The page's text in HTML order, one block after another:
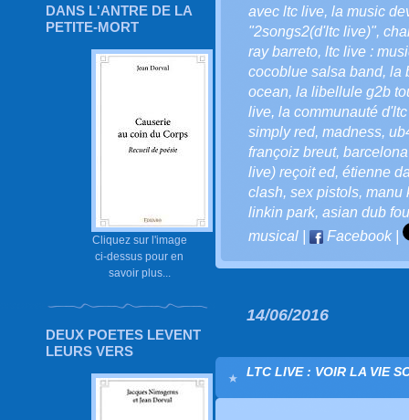
DANS L'ANTRE DE LA
PETITE-MORT
Cliquez sur l'image
ci-dessus pour en
savoir plus...
DEUX POETES LEVENT
LEURS VERS
avec ltc live, la music
"2songs2(d'ltc live)",
ray barreto, ltc live :
cocoblue salsa band, la
ocean, la libellule g2b
live, la communauté
simply red, madness,
françoiz breut,
live) reçoit ed, étienne
clash, sex pistols, manu
linkin park, asian dub
musical
Facebook|
14/06/2016
LTC LIVE : VOIR LA VIE